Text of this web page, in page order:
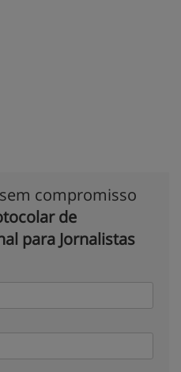
compromisso
de
para Jornalistas